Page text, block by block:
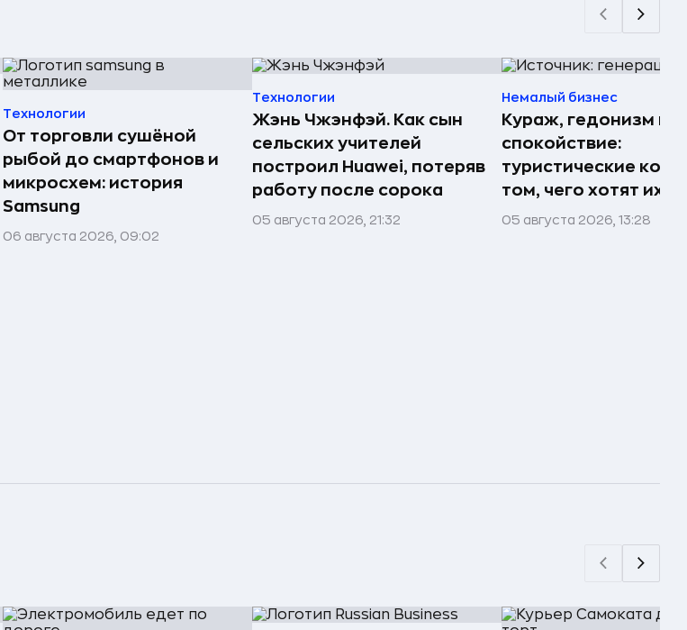
Технологии
От торговли сушёной
рыбой до смартфонов и
микросхем: история
Samsung
06 августа 2026, 09:02
Технологии
Жэнь Чжэнфэй. Как сын
сельских учителей
построил Huawei, потеряв
работу после сорока
05 августа 2026, 21:32
Немалый бизнес
Кураж, гедонизм и
спокойствие:
туристические
том, чего хотят их
05 августа 2026, 13:28